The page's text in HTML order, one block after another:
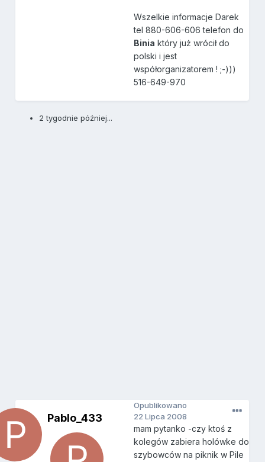
Wszelkie informacje Darek
tel 880-606-606 telefon do
Binia który już wrócił do
polski i jest
współorganizatorem ! ;-)))
516-649-970
2 tygodnie później...
Pablo_433
Opublikowano
22 Lipca 2008
mam pytanko -czy ktoś z
kolegów zabiera holówke do
szybowców na piknik w Pile